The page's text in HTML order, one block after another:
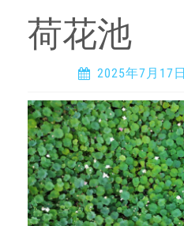
荷花池
2025年7月17日